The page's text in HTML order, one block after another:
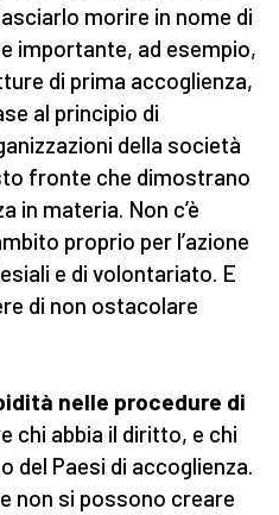
morire in nome di
importante, ad esempio,
di prima accoglienza,
al principio di
della società
fronte che dimostrano
in materia. Non c’è
proprio per l’azione
e di volontariato. E
di non ostacolare
nelle procedure di
chi abbia il diritto, e chi
del Paesi di accoglienza.
non si possono creare